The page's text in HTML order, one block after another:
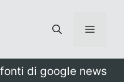
Menu
di google news